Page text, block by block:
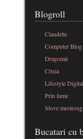
Blogroll
Claudette
Computer
Dragomir
Crisia
Lifestyle Digital
Prin lume
Slove
Bucatari cu